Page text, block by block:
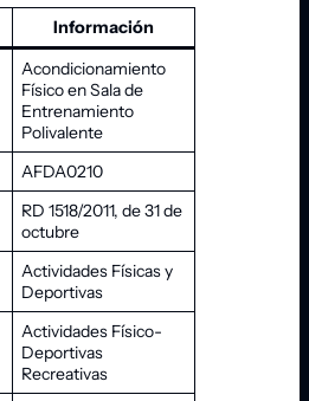
Información
Acondicionamiento
Físico en Sala de
Entrenamiento
Polivalente
AFDA0210
RD 1518/2011, de 31 de
octubre
Actividades Físicas y
Deportivas
Actividades Físico-
Deportivas
Recreativas